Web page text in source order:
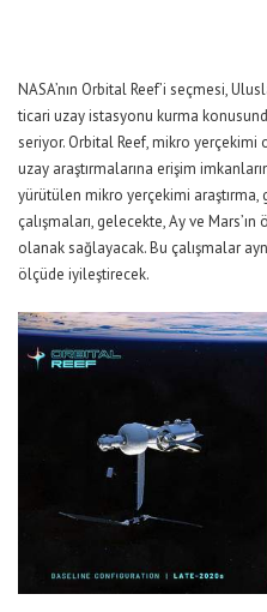
NASA’nın Orbital Reef’i seçmesi,
ticari uzay istasyonu kurma
seriyor. Orbital Reef, mikro yerçekimi
uzay araştırmalarına erişim
yürütülen mikro yerçekimi
çalışmaları, gelecekte, Ay ve
olanak sağlayacak. Bu çalışmalar
ölçüde iyileştirecek.